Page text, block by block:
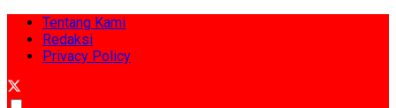
Tentang Kami
Redaksi
Privacy Policy